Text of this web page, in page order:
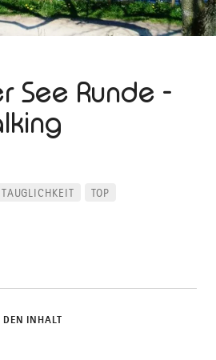
See Runde -
TOP
DEN INHALT